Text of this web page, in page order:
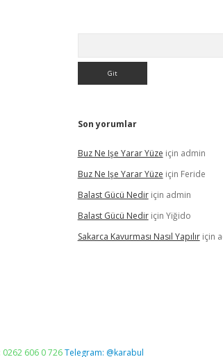
Son yorumlar
Buz Ne Işe Yarar Yüze için admin
Buz Ne Işe Yarar Yüze için Feride
Balast Gücü Nediriçin admin
Balast Gücü Nediriçin Yiğido
Sakarca Kavurması Nasıl Yapılıriçin
606 0 726Telegram: @karabul